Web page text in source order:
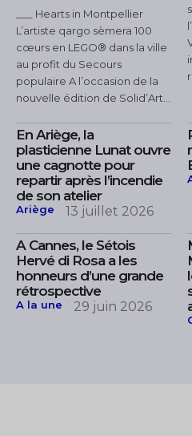
___ Hearts in Montpellier
L’artiste qargo sèmera 100
cœurs en LEGO® dans la ville
au profit du Secours
populaire A l’occasion de la
nouvelle édition de Solid’Art...
En Ariège, la
plasticienne Lunat ouvre
une cagnotte pour
repartir après l’incendie
de son atelier
Ariège 13 juillet 2026
A Cannes, le Sétois
Hervé di Rosa a les
honneurs d’une grande
rétrospective
A la une 29 juin 2026